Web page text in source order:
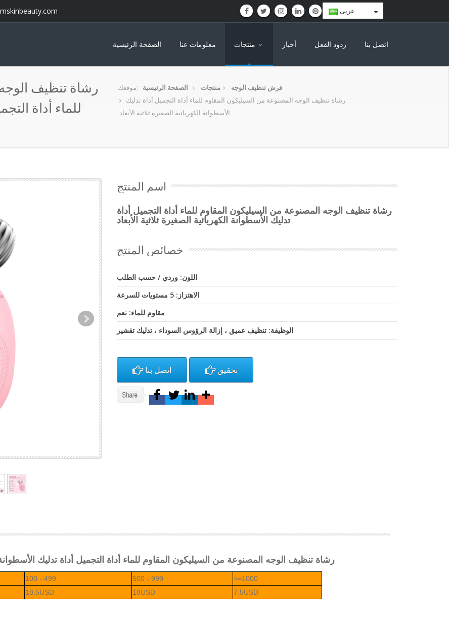
عربى
الصفحة الرئيسية معلومات عنا أخبار ردود الفعل اتصل بنا
رشاة تنظيف
للماء أداة
موقعك: الصفحة الرئيسية منتجات
فرش تنظيف الوجه
رشاة تنظيف الوجه المصنوعة من السيليكون المقاوم للماء أداة التجميل أداة تدليك
الأسطوانة الكهربائية الصغيرة ثلاثية الأبعاد
اسم المنتج
رشاة تنظيف الوجه المصنوعة من السيليكون المقاوم للماء أداة التجميل أداة
تدليك الأسطوانة الكهربائية الصغيرة ثلاثية الأبعاد
خصائص المنتج
اللون: وردي / حسب الطلب
الاهتزاز: 5 مستويات للسرعة
مقاوم للماء: نعم
الوظيفة: تنظيف عميق ، إزالة الرؤوس السوداء ، تدليك تقشير
اتصل بنا تحقيق
رشاة تنظيف الوجه المصنوعة من السيليكون المقاوم للماء أداة التجميل أداة تدليك الأسطوانة
100 - 499 500 - 999
>=1000
18.5USD 18USD 7.5USD